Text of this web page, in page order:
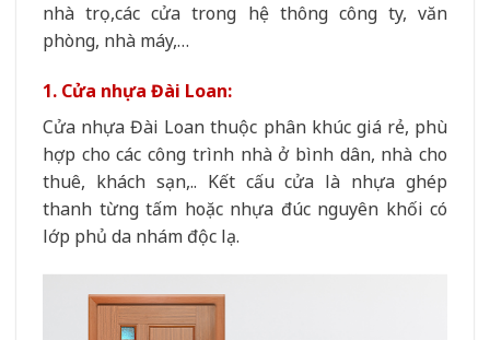
nhà trọ,các cửa trong hệ thông công ty, văn
phòng, nhà máy,…
1. Cửa nhựa Đài Loan:
Cửa nhựa Đài Loan thuộc phân khúc giá rẻ, phù
hợp cho các công trình nhà ở bình dân, nhà cho
thuê, khách sạn,.. Kết cấu cửa là nhựa ghép
thanh từng tấm hoặc nhựa đúc nguyên khối có
lớp phủ da nhám độc lạ.